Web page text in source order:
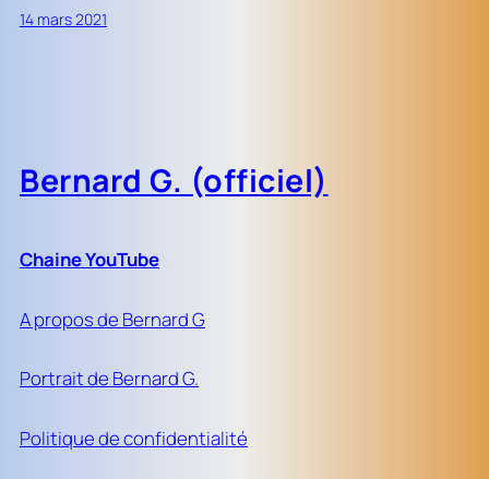
14 mars 2021
Bernard G. (officiel)
Chaine YouTube
A propos de Bernard G
Portrait de Bernard G.
Politique de confidentialité